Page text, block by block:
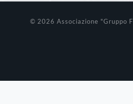
© 2026 Associazione "Gruppo